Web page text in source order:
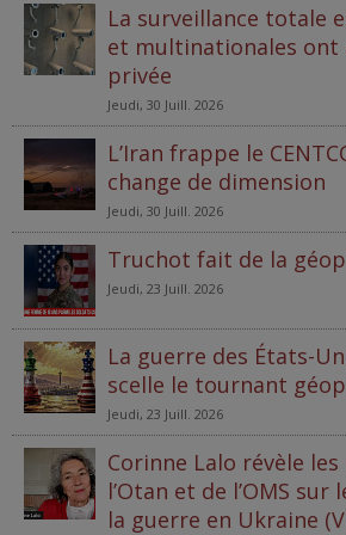
La surveillance totale
et multinationales ont
privée
Jeudi, 30 Juill. 2026
L’Iran frappe le
change de dimension
Jeudi, 30 Juill. 2026
Truchot fait de la
Jeudi, 23 Juill. 2026
La guerre des États-
scelle le tournant
Jeudi, 23 Juill. 2026
Corinne Lalo révèle
l’Otan et de l’OMS
la guerre en Ukraine